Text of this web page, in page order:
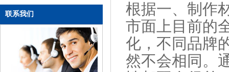
联系我们
根据一、制作
市面上目前的
化，不同品牌
然不会相同。